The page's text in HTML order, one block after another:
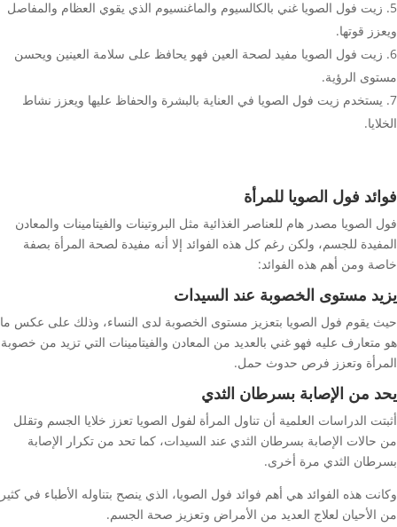
زيت فول الصويا غني بالكالسيوم والماغنسيوم الذي يقوي العظام والمفاصل
ويعزز قوتها.
زيت فول الصويا مفيد لصحة العين فهو يحافظ على سلامة العينين ويحسن
مستوى الرؤية.
يستخدم زيت فول الصويا في العناية بالبشرة والحفاظ عليها ويعزز نشاط
الخلايا.
فوائد فول الصويا للمرأة
فول الصويا مصدر هام للعناصر الغذائية مثل البروتينات والفيتامينات والمعادن
المفيدة للجسم، ولكن رغم كل هذه الفوائد إلا أنه مفيدة لصحة المرأة بصفة
خاصة ومن أهم هذه الفوائد:
يزيد مستوى الخصوبة عند السيدات
حيث يقوم فول الصويا بتعزيز مستوى الخصوبة لدى النساء، وذلك على عكس ما
هو متعارف عليه فهو غني بالعديد من المعادن والفيتامينات التي تزيد من خصوبة
المرأة وتعزز فرص حدوث حمل.
يحد من الإصابة بسرطان الثدي
أثبتت الدراسات العلمية أن تناول المرأة لفول الصويا تعزز خلايا الجسم وتقلل
من حالات الإصابة بسرطان الثدي عند السيدات، كما تحد من تكرار الإصابة
بسرطان الثدي مرة أخرى.
وكانت هذه الفوائد هي أهم فوائد فول الصويا، الذي ينصح بتناوله الأطباء في كثير
من الأحيان لعلاج العديد من الأمراض وتعزيز صحة الجسم.